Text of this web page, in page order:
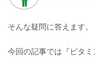
そんな疑問に答えます。
今回の記事では『ビタ